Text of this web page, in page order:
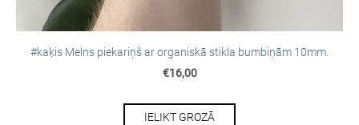
#kaķis Melns piekariņš ar organiskā stikla bumbiņām 10mm.
€16,00
IELIKT GROZĀ